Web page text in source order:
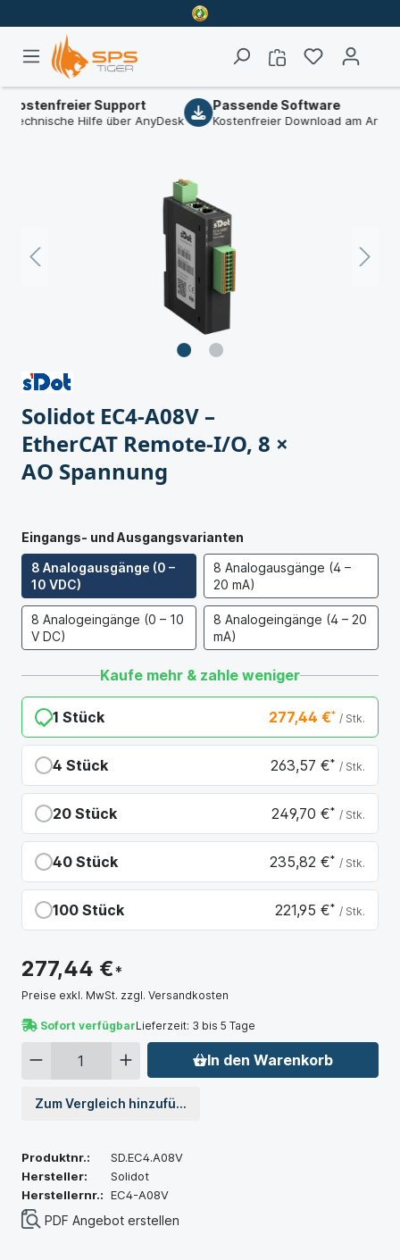
Support
Hilfe über AnyDesk
Passende Software
Kostenfreier Download am Artikel
Solidot EC4-A08V –
EtherCAT Remote-I/O, 8 ×
AO Spannung
Kaufe mehr & zahle weniger
1 Stück 277,44 €* / Stk.
4 Stück 263,57 €* / Stk.
20 Stück 249,70 €* / Stk.
40 Stück 235,82 €* / Stk.
100 Stück 221,95 €* / Stk.
277,44 €*
Preise exkl. MwSt. zzgl. Versandkosten
Sofort verfügbarLieferzeit: 3 bis 5 Tage
Eingangs- und Ausgangsvarianten
8 Analogausgänge (0 –
10 VDC)
8 Analogausgänge (4 –
20 mA)
8 Analogeingänge (0 – 10
V DC)
8 Analogeingänge (4 – 20
mA)
In den Warenkorb
Zum Vergleich hinzufügen
Produktnr.:
SD.EC4.A08V
Hersteller:
Solidot
Herstellernr.: EC4-A08V
PDF Angebot erstellen